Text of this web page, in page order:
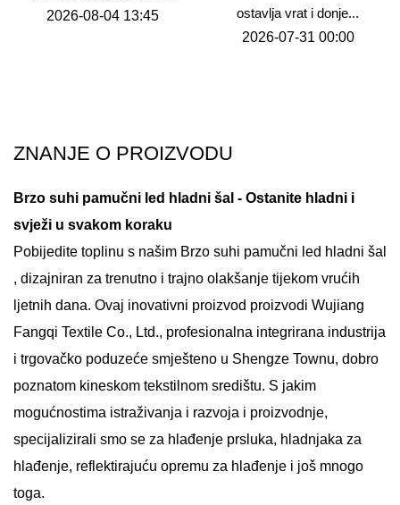
2026-08-04 13:45
ostavlja vrat i donje...
2026-07-31 00:00
ZNANJE O PROIZVODU
Brzo suhi pamučni led hladni šal - Ostanite hladni i
svježi u svakom koraku
Pobijedite toplinu s našim Brzo suhi pamučni led hladni šal
, dizajniran za trenutno i trajno olakšanje tijekom vrućih
ljetnih dana. Ovaj inovativni proizvod proizvodi Wujiang
Fangqi Textile Co., Ltd., profesionalna integrirana industrija
i trgovačko poduzeće smješteno u Shengze Townu, dobro
poznatom kineskom tekstilnom središtu. S jakim
mogućnostima istraživanja i razvoja i proizvodnje,
specijalizirali smo se za hlađenje prsluka, hladnjaka za
hlađenje, reflektirajuću opremu za hlađenje i još mnogo
toga.